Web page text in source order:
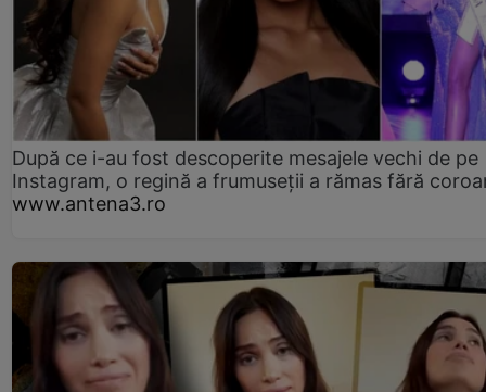
După ce i-au fost descoperite mesajele vechi de pe
Instagram, o regină a frumuseții a rămas fără
www.antena3.ro